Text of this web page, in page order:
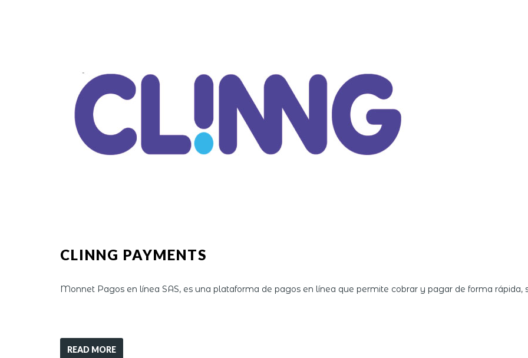
CLINNG PAYMENTS
Monnet Pagos en línea SAS, es una plataforma de pagos en línea que permite cobrar y pagar de forma
READ MORE